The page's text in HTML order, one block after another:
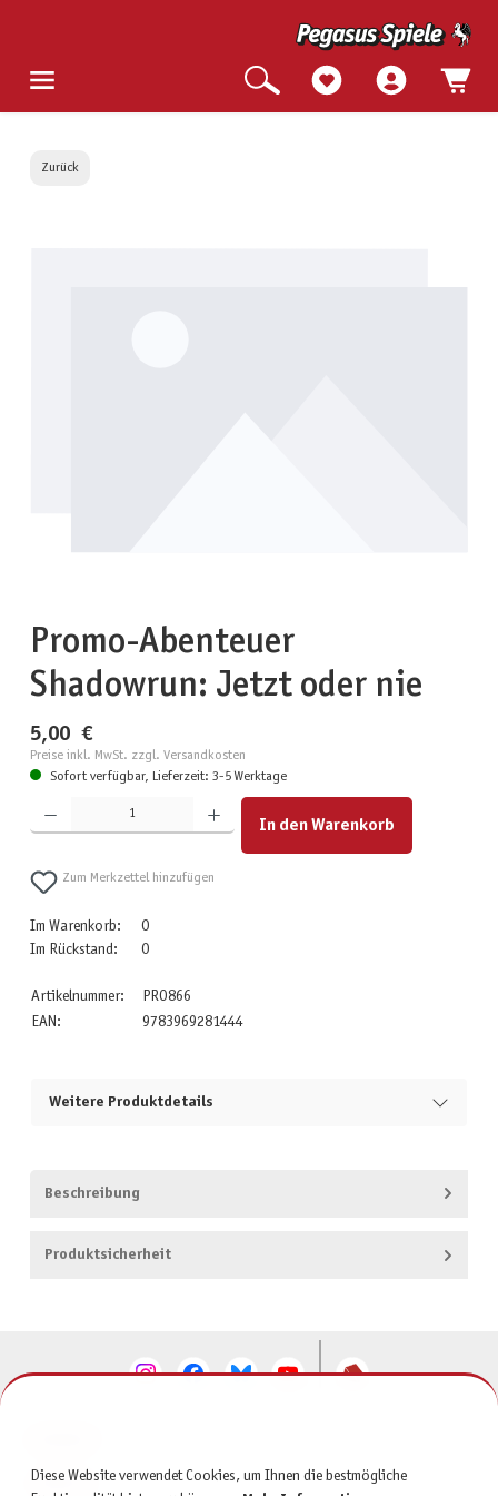
Zurück
Promo-Abenteuer
Shadowrun: Jetzt oder nie
5,00 €
Preise inkl. MwSt. zzgl. Versandkosten
Sofort verfügbar, Lieferzeit: 3-5 Werktage
Produkt Anzahl: Gib den gewünschten Wert ein oder benutze die Schaltflächen um die Anzahl zu
In den Warenkorb
Zum Merkzettel hinzufügen
Im Warenkorb:
0
Im Rückstand:
0
Artikelnummer:
PRO866
EAN:
9783969281444
Weitere Produktdetails
Beschreibung
Produktsicherheit
SERVICE
Diese Website verwendet Cookies, um Ihnen die bestmögliche